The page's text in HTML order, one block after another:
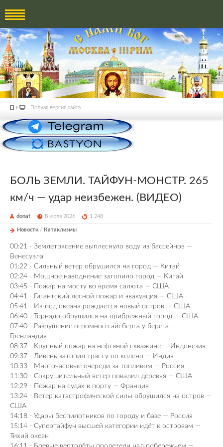
Полная версия сайта
БОЛЬ ЗЕМЛИ. ТАЙФУН-МОНСТР. 265
км/ч — удар неизбежен. (ВИДЕО)
donat 8 июля 2026 1 248
Новости / Катаклизмы
00:21 - Землетрясение выплеснуло воду из бассейнов —
Венесуэла
01:22 - Сильный ветер обрушился на город — Китай
02:24 - Мощное наводнение затопило город — Китай
03:45 - Пожар на мосту во время салюта — США
04:41 - Гигантский лесной пожар и эвакуация — США
05:41 - Из-под океана рождается новый остров — США
06:40 - Торнадо обрушился на прибрежный город — США
07:40 - Разрушение огромного айсберга у берега —
Гренландия
08:37 - Крупный пожар на нефтяной скважине — Индонезия
09:37 - Ливень затопил трассу по колено — Индия
10:33 - Многочасовые очереди за топливом — Россия
11:30 - Сокрушительный ветер повалил деревья — США
12:29 - Пожар на судах в порту — Франция
13:24 - Ветер катастрофической силы обрушился на остров —
США
14:18 - Удары беспилотников по городу и базе — Россия
15:14 - Супертайфун высшей категории идёт к островам —
Тихий океан